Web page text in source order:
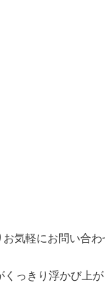
気軽にお問い合わ
っきり浮かび上が